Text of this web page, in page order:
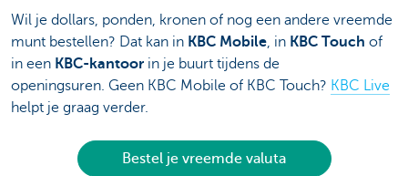
Wil je dollars, ponden, kronen of nog een andere vreemde
munt bestellen? Dat kan in KBC Mobile, in KBC Touch of
in een KBC-kantoor in je buurt tijdens de
openingsuren. Geen KBC Mobile of KBC Touch? KBC Live
helpt je graag verder.
Bestel je vreemde valuta